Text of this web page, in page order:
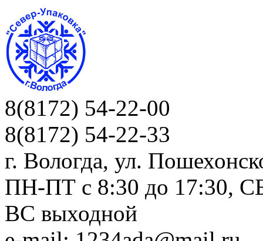
8(8172) 54-22-00
8(8172) 54-22-33
г. Вологда, ул.
ПН-ПТ c 8:30 до 17:30,
ВС выходной